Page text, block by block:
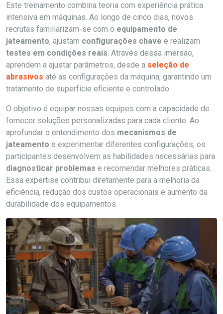
Este treinamento combina teoria com experiência prática
intensiva em máquinas. Ao longo de cinco dias, novos
recrutas familiarizam-se com o equipamento de
jateamento, ajustam configurações chave e realizam
testes em condições reais. Através dessa imersão,
aprendem a ajustar parâmetros, desde a seleção de
abrasivos até as configurações da máquina, garantindo um
tratamento de superfície eficiente e controlado.
O objetivo é equipar nossas equipes com a capacidade de
fornecer soluções personalizadas para cada cliente. Ao
aprofundar o entendimento dos mecanismos de
jateamento e experimentar diferentes configurações, os
participantes desenvolvem as habilidades necessárias para
diagnosticar problemas e recomendar melhores práticas.
Essa expertise contribui diretamente para a melhoria da
eficiência, redução dos custos operacionais e aumento da
durabilidade dos equipamentos.